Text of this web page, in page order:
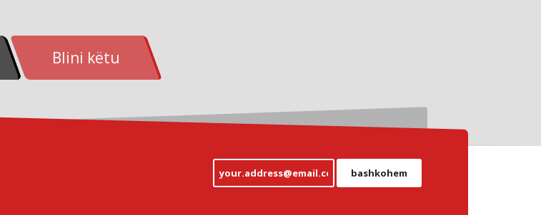
Blini këtu
bashkohem